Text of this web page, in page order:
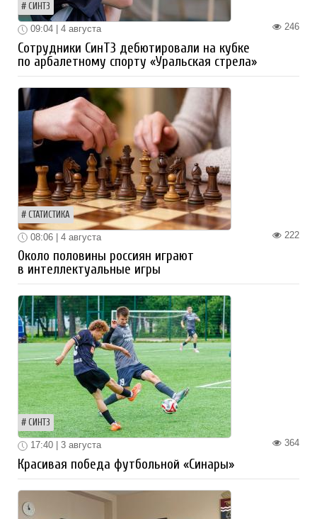
СИНТЗ
246
09:04 | 4 августа
Сотрудники СинТЗ дебютировали на кубке
по арбалетному спорту «Уральская стрела»
СТАТИСТИКА
222
08:06 | 4 августа
Около половины россиян играют
в интеллектуальные игры
СИНТЗ
364
17:40 | 3 августа
Красивая победа футбольной «Синары»